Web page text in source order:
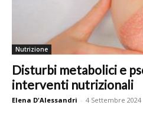
Nutrizione
Disturbi metabolici e
interventi nutrizionali
Elena D'Alessandri - 4 Settembre 2024